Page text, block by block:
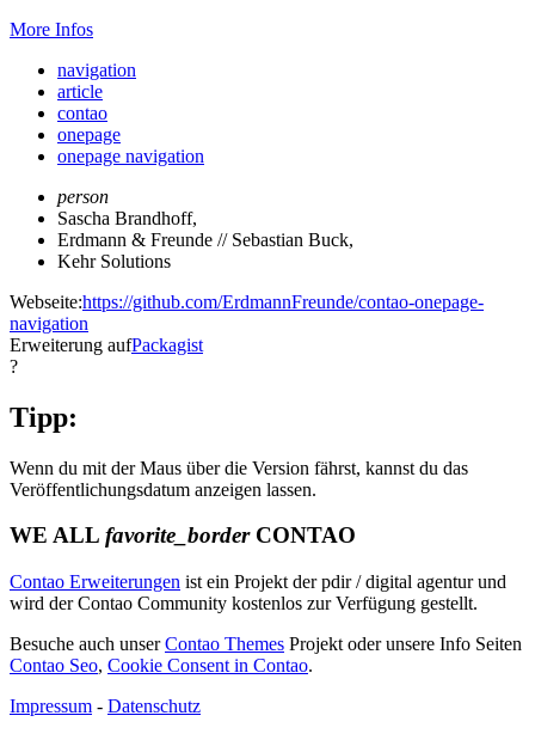
More Infos
navigation
article
contao
onepage
onepage navigation
person
Sascha Brandhoff,
Erdmann & Freunde // Sebastian Buck,
Kehr Solutions
Webseite:https://github.com/ErdmannFreunde/contao-onepage-
navigation
Erweiterung aufPackagist
?
Tipp:
Wenn du mit der Maus über die Version fährst, kannst du das
Veröffentlichungsdatum anzeigen lassen.
WE ALL favorite_borderCONTAO
Contao Erweiterungen ist ein Projekt der pdir / digital agentur und
wird der Contao Community kostenlos zur Verfügung gestellt.
Besuche auch unserContao Themes Projekt oder unsere Info Seiten
Contao Seo, Cookie Consent in Contao.
Impressum - Datenschutz